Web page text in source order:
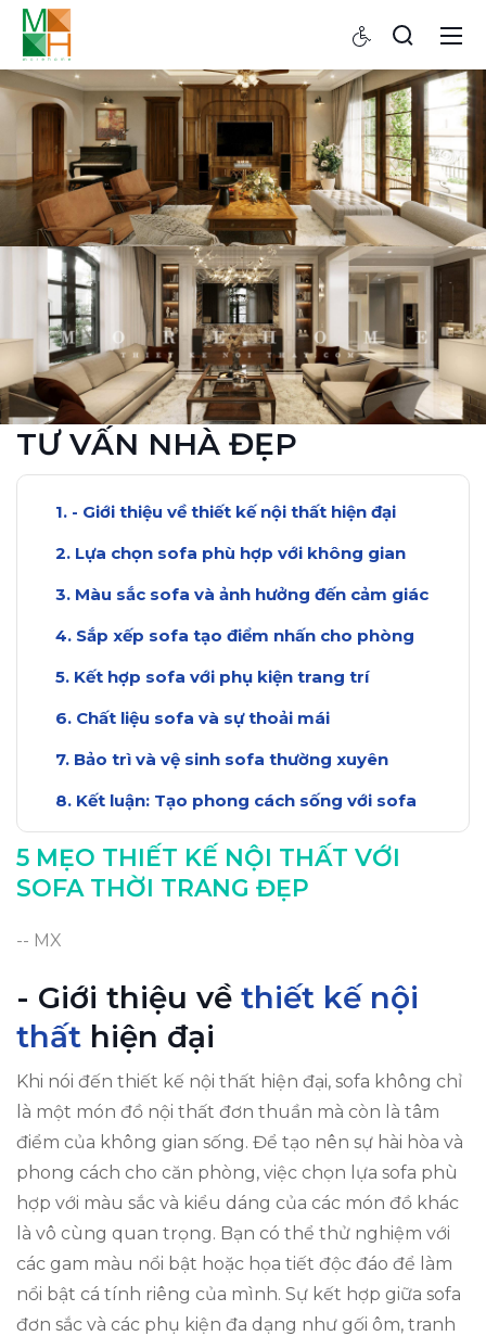
TƯ VẤN NHÀ ĐẸP
- Giới thiệu về thiết kế nội thất hiện đại
Lựa chọn sofa phù hợp với không gian
Màu sắc sofa và ảnh hưởng đến cảm giác
Sắp xếp sofa tạo điểm nhấn cho phòng
Kết hợp sofa với phụ kiện trang trí
Chất liệu sofa và sự thoải mái
Bảo trì và vệ sinh sofa thường xuyên
Kết luận: Tạo phong cách sống với sofa
5 MẸO THIẾT KẾ NỘI THẤT VỚI
SOFA THỜI TRANG ĐẸP
-- MX
- Giới thiệu về thiết kế nội
thất hiện đại
Khi nói đến thiết kế nội thất hiện đại, sofa không chỉ
là một món đồ nội thất đơn thuần mà còn là tâm
điểm của không gian sống. Để tạo nên sự hài hòa và
phong cách cho căn phòng, việc chọn lựa sofa phù
hợp với màu sắc và kiểu dáng của các món đồ khác
là vô cùng quan trọng. Bạn có thể thử nghiệm với
các gam màu nổi bật hoặc họa tiết độc đáo để làm
nổi bật cá tính riêng của mình. Sự kết hợp giữa sofa
đơn sắc và các phụ kiện đa dạng như gối ôm, tranh